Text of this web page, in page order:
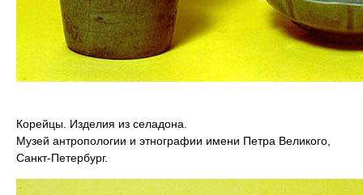
Корейцы. Изделия из селадона.
Музей антропологии и этнографии имени Петра Великого,
Санкт-Петербург.